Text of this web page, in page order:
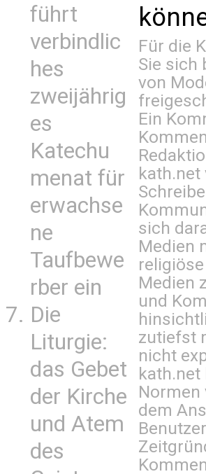
führt
verbindlic
hes
zweijährig
es
Katechu
menat für
erwachse
ne
Taufbewe
rber ein
Die
Liturgie:
das Gebet
der Kirche
und Atem
des
Für die
Sie sich
von
Ein
kath.net
sich
Medien
Medien
und
zutiefst
nicht
Normen
dem